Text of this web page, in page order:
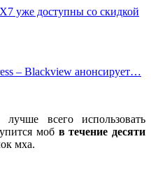
уже доступны со скидкой
– Blackview анонсирует…
всего использовать
мобв течение десяти
мха.